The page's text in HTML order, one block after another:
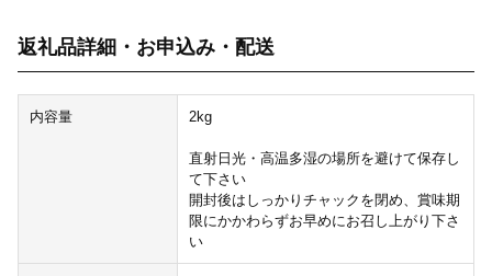
返礼品詳細・お申込み・配送
内容量 2kg
直射日光・高温多湿の場所を避けて保存し
て下さい
開封後はしっかりチャックを閉め、賞味期
限にかかわらずお早めにお召し上がり下さ
い